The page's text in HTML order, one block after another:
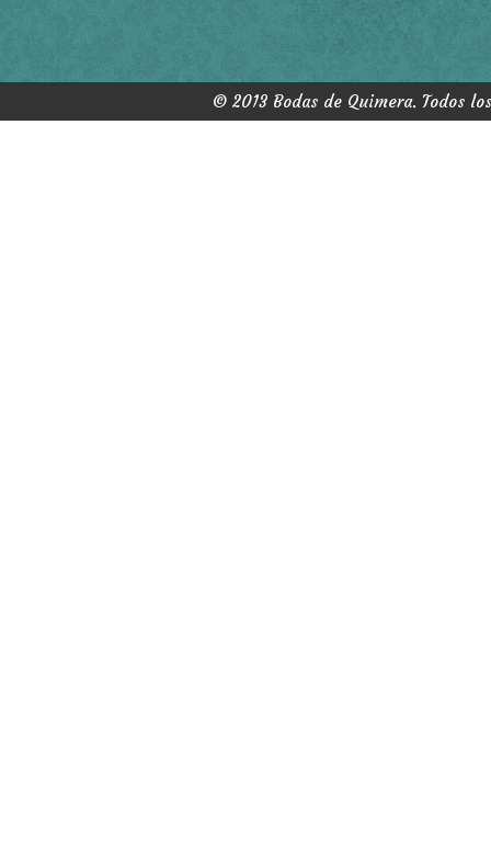
© 2013 Bodas de Quimera. Todos